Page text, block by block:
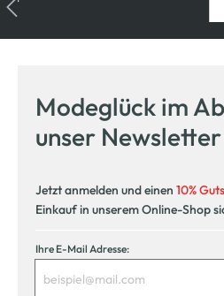
Modeglück im
unser Newsletter
Jetzt anmelden und einen 10%
Einkauf in unserem Online-Shop
Ihre E-Mail Adresse: